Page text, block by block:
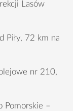
Lasów
Piły, 72 km na
nr 210,
Pomorskie –